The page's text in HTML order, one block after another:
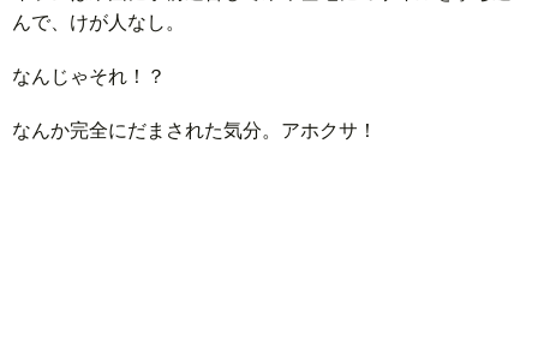
んで、けが人なし。
なんじゃそれ！？
なんか完全にだまされた気分。アホクサ！